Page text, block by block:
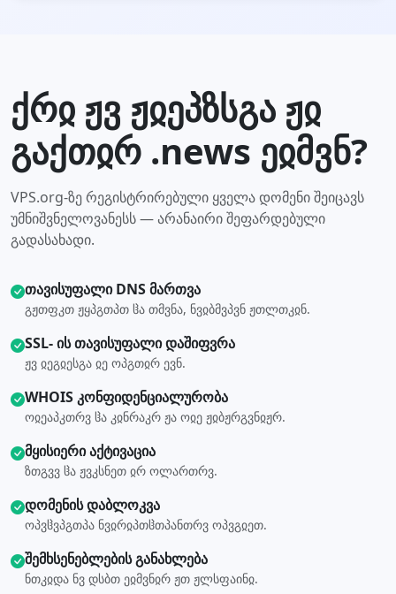
ქრჲ ჟვ ჟჲეპზსგა ჟჲ
გაქთჲრ .news ეჲმვნ?
VPS.org-ზე რეგისტრირებული ყველა დომენი შეიცავს
უმნიშვნელოვანესს — არანაირი შეფარდებული
გადასახადი.
თავისუფალი DNS მართვა
გჟთფკთ ჟყპგთპთ ჱა თმვნა, ნვჲბმვპვნ ჟთლთკჲნ.
SSL- ის თავისუფალი დაშიფვრა
ჟვ ჲეგჲესგა ჲე ოპგთჲრ ევნ.
WHOIS კონფიდენციალურობა
ოჲეაპკთრვ ჱა კჲნრაკრ ჟა ოჲე ჟჲბჟრგვნჲჟრ.
მყისიერი აქტივაცია
ზთგვვ ჱა ჟვკსნეთ ჲრ ოლართრვ.
დომენის დაბლოკვა
ოპვჱვპგთპა ნვჲრჲპთჱთპანთრვ ოპვგჲეთ.
შემხსენებლების განახლება
ნთკჲდა ნვ დსბთ ეჲმვნჲრ ჟთ ჟლსფაინჲ.